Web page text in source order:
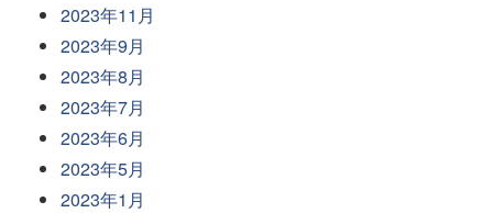
2023年11月
2023年9月
2023年8月
2023年7月
2023年6月
2023年5月
2023年1月